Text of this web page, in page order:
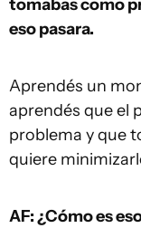
tomabas como
eso pasara.
Aprendés un
aprendés que el
problema y que
quiere
AF: ¿Cómo es